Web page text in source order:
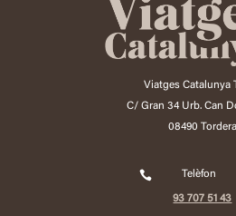
Viatges Catalunya
C/ Gran 34 Urb. Can
08490 Tordera
 Telèfon
93 707 51 43